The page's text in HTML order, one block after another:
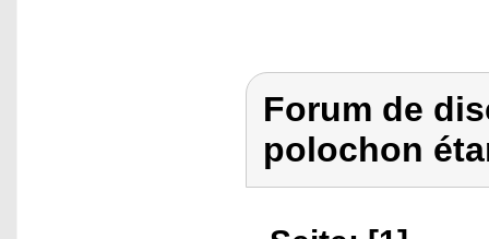
Forum de
polochon